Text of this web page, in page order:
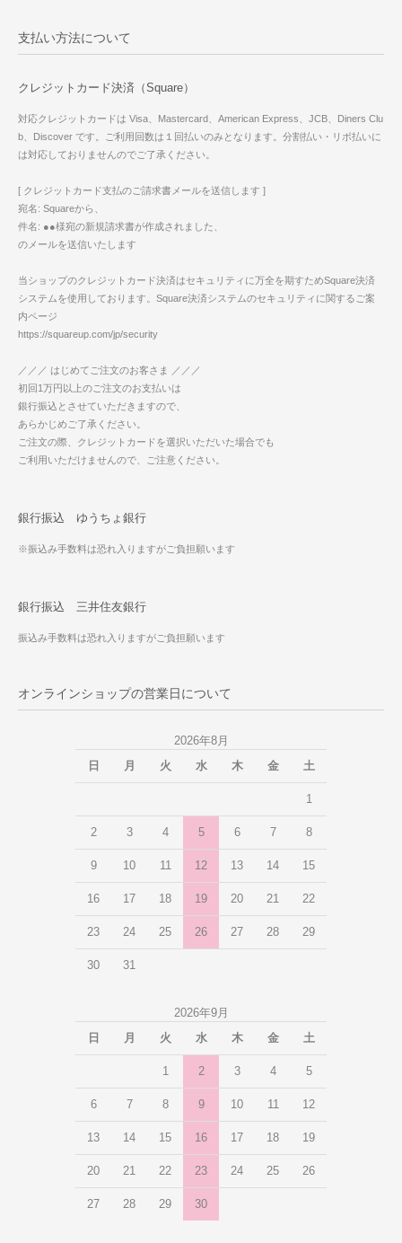
支払い方法について
クレジットカード決済（Square）
対応クレジットカードは Visa、Mastercard、American Express、JCB、Diners Clu
b、Discover です。ご利用回数は１回払いのみとなります。分割払い・リボ払いに
は対応しておりませんのでご了承ください。
[ クレジットカード支払のご請求書メールを送信します ]
宛名: Squareから、
件名: ●●様宛の新規請求書が作成されました、
のメールを送信いたします
当ショップのクレジットカード決済はセキュリティに万全を期すためSquare決済
システムを使用しております。Square決済システムのセキュリティに関するご案
内ページ
https://squareup.com/jp/security
／／／ はじめてご注文のお客さま ／／／
初回1万円以上のご注文のお支払いは
銀行振込とさせていただきますので、
あらかじめご了承ください。
ご注文の際、クレジットカードを選択いただいた場合でも
ご利用いただけませんので、ご注意ください。
銀行振込 ゆうちょ銀行
※振込み手数料は恐れ入りますがご負担願います
銀行振込 三井住友銀行
振込み手数料は恐れ入りますがご負担願います
オンラインショップの営業日について
2026年8月
日
月 火 水 木 金 土
1
2 3 4 5 6 7 8
9 10 11 12 13 14 15
16 17 18 19 20 21 22
23 24 25 26 27 28 29
30 31
2026年9月
日
月 火 水 木 金 土
1 2 3 4 5
6 7 8 9 10 11 12
13 14 15 16 17 18 19
20 21 22 23 24 25 26
27 28 29 30